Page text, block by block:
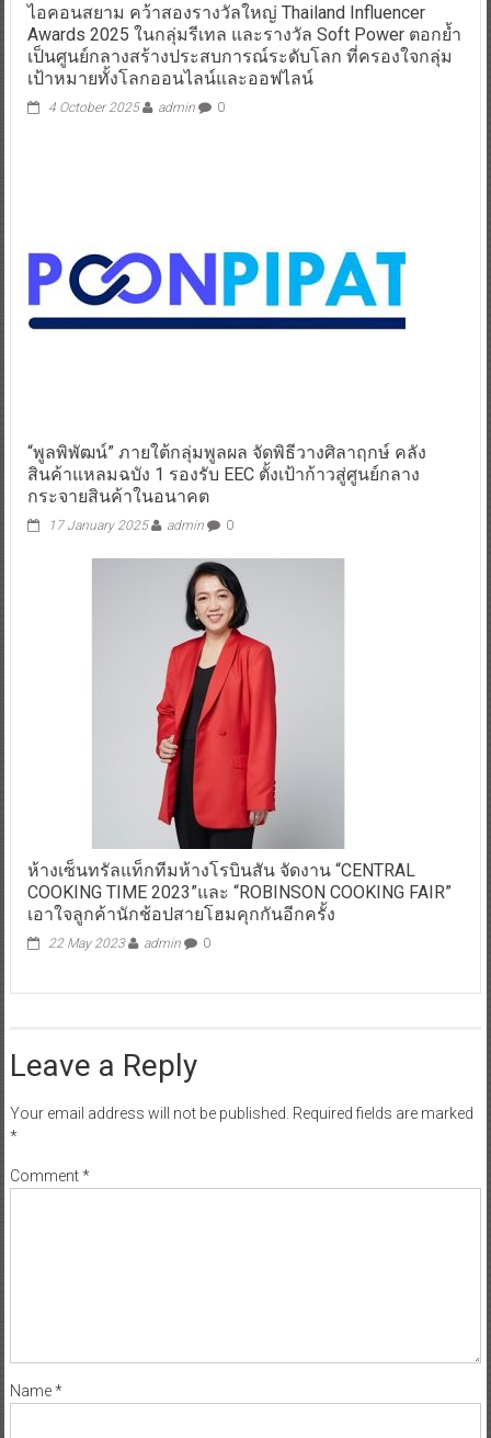
ไอคอนสยาม คว้าสองรางวัลใหญ่ Thailand Influencer
Awards 2025 ในกลุ่มรีเทล และรางวัล Soft Power ตอกย้ำ
เป็นศูนย์กลางสร้างประสบการณ์ระดับโลก ที่ครองใจกลุ่ม
เป้าหมายทั้งโลกออนไลน์และออฟไลน์
4 October 2025 admin 0
“พูลพิพัฒน์” ภายใต้กลุ่มพูลผล จัดพิธีวางศิลาฤกษ์ คลัง
สินค้าแหลมฉบัง 1 รองรับ EEC ตั้งเป้าก้าวสู่ศูนย์กลาง
กระจายสินค้าในอนาคต
17 January 2025 admin 0
ห้างเซ็นทรัลแท็กทีมห้างโรบินสัน จัดงาน “CENTRAL
COOKING TIME 2023”และ “ROBINSON COOKING FAIR”
เอาใจลูกค้านักช้อปสายโฮมคุกกันอีกครั้ง
22 May 2023 admin 0
Leave a Reply
Your email address will not be published. Required fields are marked
*
Comment*
Name*